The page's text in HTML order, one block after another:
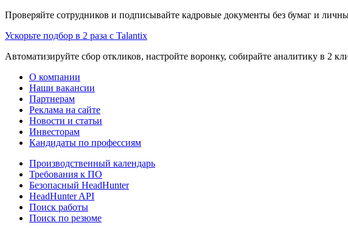
Проверяйте сотрудников и подписывайте кадровые документы без бумаг и
Ускорьте подбор в 2 раза с Talantix
Автоматизируйте сбор откликов, настройте воронку, собирайте аналитику в 2
О компании
Наши вакансии
Партнерам
Реклама на сайте
Новости и статьи
Инвесторам
Кандидаты по профессиям
Производственный календарь
Требования к ПО
Безопасный HeadHunter
HeadHunter API
Поиск работы
Поиск по резюме